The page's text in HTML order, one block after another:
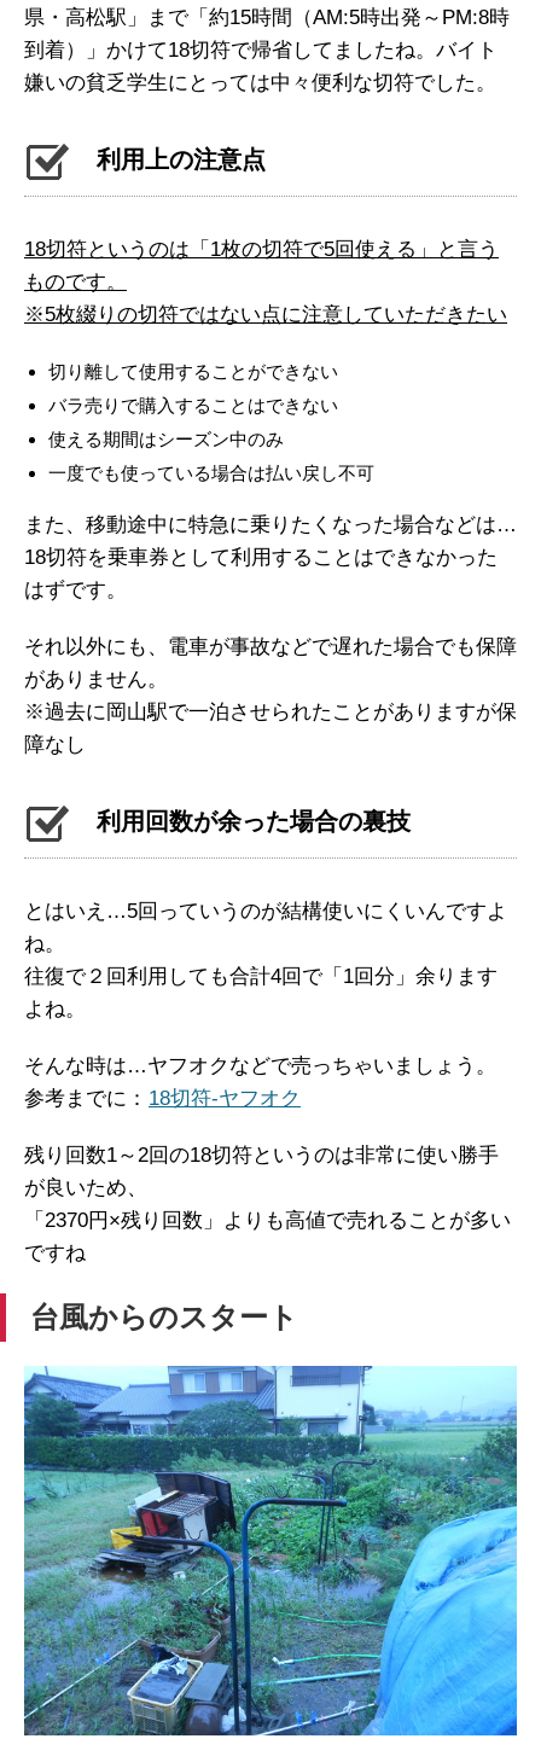
県・高松駅」まで「約15時間（AM:5時出発～PM:8時
到着）」かけて18切符で帰省してましたね。バイト
嫌いの貧乏学生にとっては中々便利な切符でした。
利用上の注意点
18切符というのは「1枚の切符で5回使える」と言う
ものです。
※5枚綴りの切符ではない点に注意していただきたい
切り離して使用することができない
バラ売りで購入することはできない
使える期間はシーズン中のみ
一度でも使っている場合は払い戻し不可
また、移動途中に特急に乗りたくなった場合などは…
18切符を乗車券として利用することはできなかった
はずです。
それ以外にも、電車が事故などで遅れた場合でも保障
がありません。
※過去に岡山駅で一泊させられたことがありますが保
障なし
利用回数が余った場合の裏技
とはいえ…5回っていうのが結構使いにくいんですよ
ね。
往復で２回利用しても合計4回で「1回分」余ります
よね。
そんな時は…ヤフオクなどで売っちゃいましょう。
参考までに： 18切符-ヤフオク
残り回数1～2回の18切符というのは非常に使い勝手
が良いため、
「2370円×残り回数」よりも高値で売れることが多い
ですね
台風からのスタート